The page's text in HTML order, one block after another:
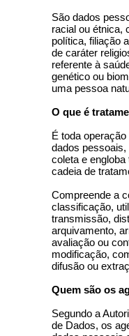
São dados
racial ou étnica,
política, filiação
de caráter
referente à
genético ou
uma pessoa
O que é
É toda
dados
coleta e
cadeia de
Compreende a
classificação,
transmissão,
arquivamento,
avaliação ou
modificação,
difusão ou
Quem são os
Segundo a
de Dados, os